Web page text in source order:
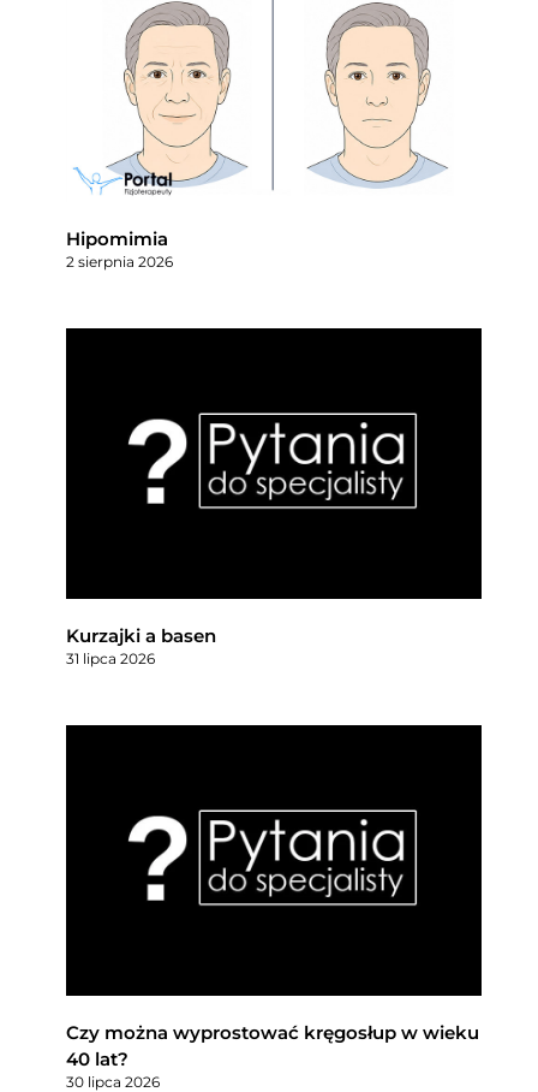
Hipomimia
2 sierpnia 2026
Kurzajki a basen
31 lipca 2026
Czy można wyprostować kręgosłup w wieku
40 lat?
30 lipca 2026